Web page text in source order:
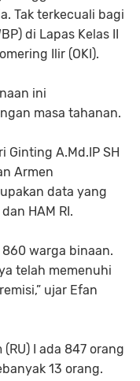
Tak terkecuali bagi
di Lapas Kelas II
Ilir (OKI).
ini
masa tahanan.
Ginting A.Md.IP SH
Armen
data yang
HAM RI.
warga binaan.
telah memenuhi
ujar Efan
I ada 847 orang
13 orang.